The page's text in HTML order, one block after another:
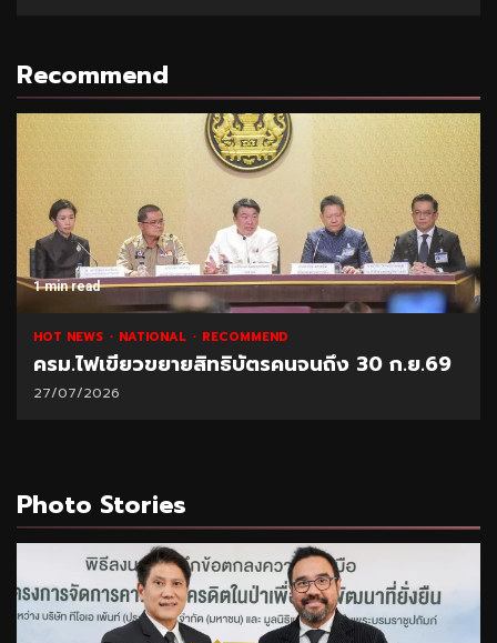
Recommend
1 min read
HOT NEWS NATIONAL RECOMMEND
ครม.ไฟเขียวขยายสิทธิบัตรคนจนถึง 30 ก.ย.69
27/07/2026
Photo Stories